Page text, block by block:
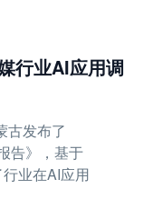
行业AI应用调
古发布了
告》，基于
业在AI应用